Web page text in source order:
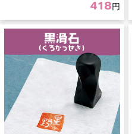
418 円